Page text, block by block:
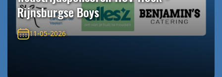
Rijnsburgse Boys
11-05-2026